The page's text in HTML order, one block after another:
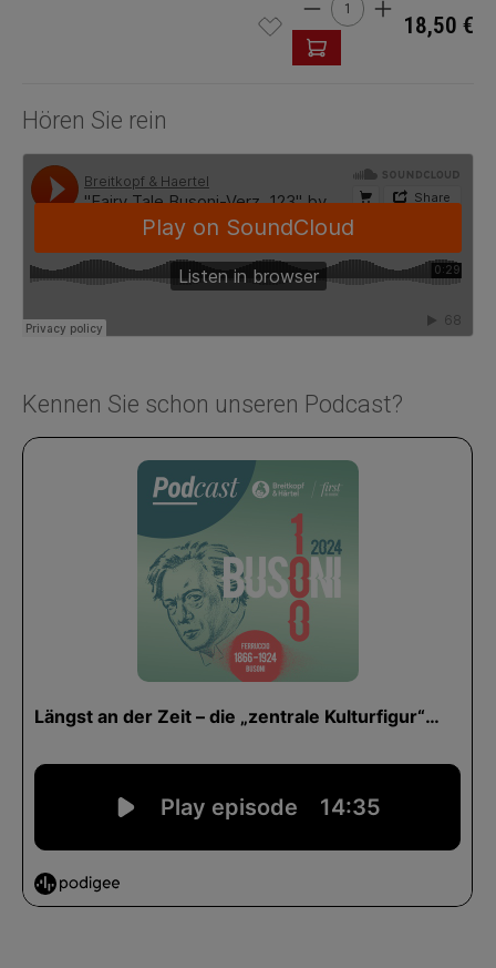
18,50 €
Hören Sie rein
Kennen Sie schon unseren Podcast?